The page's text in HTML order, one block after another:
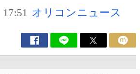
オリコンニュース